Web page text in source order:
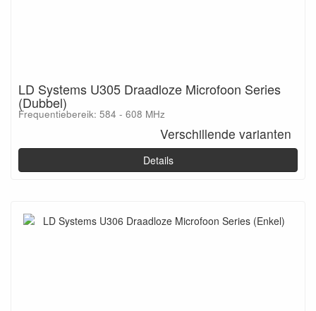
LD Systems U305 Draadloze Microfoon Series
(Dubbel)
Frequentiebereik: 584 - 608 MHz
Verschillende varianten
Details